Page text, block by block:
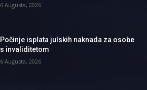
6 Augusta, 2026
Počinje isplata julskih naknada za osobe
s invaliditetom
6 Augusta, 2026